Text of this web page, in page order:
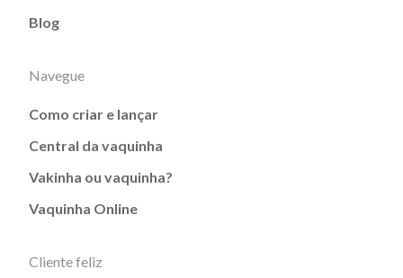
Blog
Navegue
Como criar e lançar
Central da vaquinha
Vakinha ou vaquinha?
Vaquinha Online
Cliente feliz